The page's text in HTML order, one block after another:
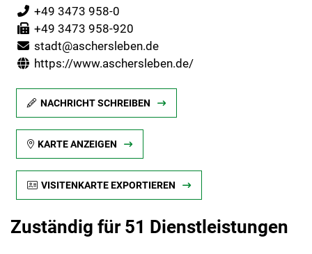
+49 3473 958-0
+49 3473 958-920
stadt@aschersleben.de
https://www.aschersleben.de/
NACHRICHT SCHREIBEN
KARTE ANZEIGEN
VISITENKARTE EXPORTIEREN
Zuständig für 51 Dienstleistungen